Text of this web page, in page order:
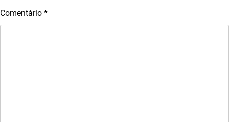
Comentário *